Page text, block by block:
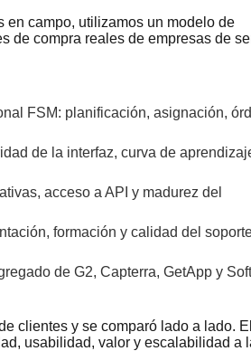
en campo, utilizamos un modelo de
de compra reales de empresas de
FSM: planificación, asignación,
de la interfaz, curva de
acceso a API y madurez del
formación y calidad del
de G2, Capterra, GetApp y
clientes y se comparó lado a lado. El
usabilidad, valor y escalabilidad a